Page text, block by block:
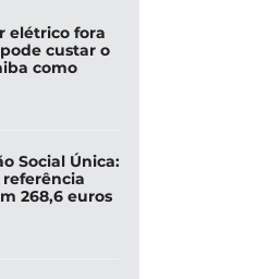
elétrico fora
custar o
como
Social Única:
268,6 euros